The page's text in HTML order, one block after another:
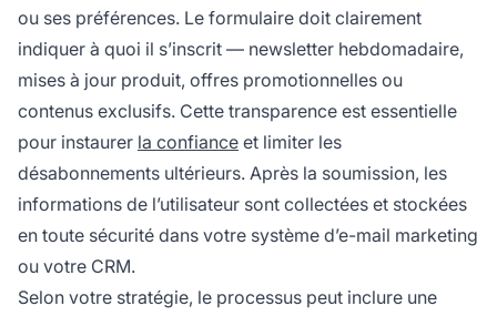
ou ses préférences. Le formulaire doit clairement
indiquer à quoi il s’inscrit — newsletter hebdomadaire,
mises à jour produit, offres promotionnelles ou
contenus exclusifs. Cette transparence est essentielle
pour instaurer la confiance et limiter les
désabonnements ultérieurs. Après la soumission, les
informations de l’utilisateur sont collectées et stockées
en toute sécurité dans votre système d’e-mail marketing
ou votre CRM.
Selon votre stratégie, le processus peut inclure une